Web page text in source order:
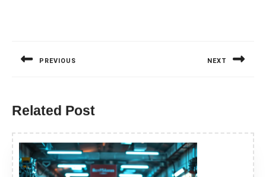
PREVIOUS NEXT
Related Post